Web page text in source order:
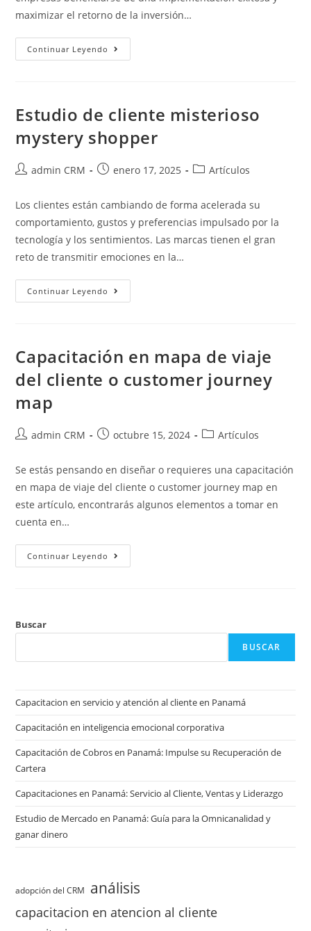
maximizar el retorno de la inversión…
Continuar Leyendo
Estudio de cliente misterioso
mystery shopper
admin CRM enero 17, 2025 Artículos
Los clientes están cambiando de forma acelerada su
comportamiento, gustos y preferencias impulsado por la
tecnología y los sentimientos. Las marcas tienen el gran
reto de transmitir emociones en la…
Continuar Leyendo
Capacitación en mapa de viaje
del cliente o customer journey
map
admin CRM octubre 15, 2024 Artículos
Se estás pensando en diseñar o requieres una capacitación
en mapa de viaje del cliente o customer journey map en
este artículo, encontrarás algunos elementos a tomar en
cuenta en…
Continuar Leyendo
Buscar
BUSCAR
Capacitacion en servicio y atención al cliente en Panamá
Capacitación en inteligencia emocional corporativa
Capacitación de Cobros en Panamá: Impulse su Recuperación de
Cartera
Capacitaciones en Panamá: Servicio al Cliente, Ventas y Liderazgo
Estudio de Mercado en Panamá: Guía para la Omnicanalidad y
ganar dinero
adopción del CRM análisis
capacitacion en atencion al cliente